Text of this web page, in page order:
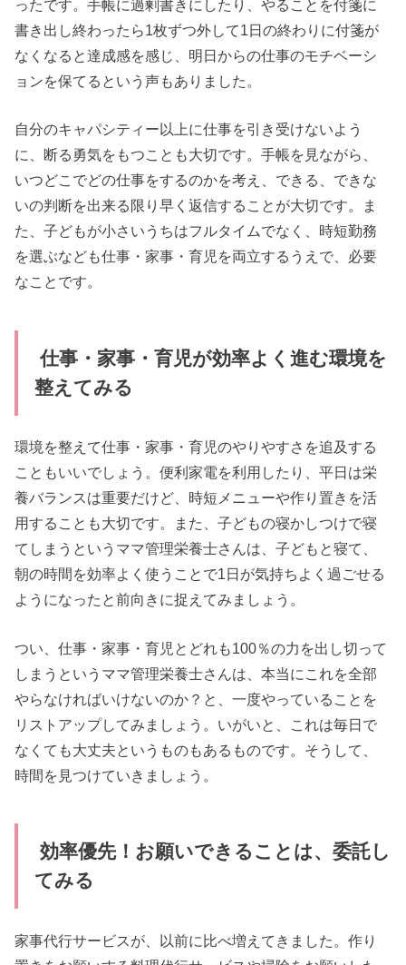
ったです。手帳に過剰書きにしたり、やることを付箋に
書き出し終わったら1枚ずつ外して1日の終わりに付箋が
なくなると達成感を感じ、明日からの仕事のモチベーシ
ョンを保てるという声もありました。
自分のキャパシティー以上に仕事を引き受けないよう
に、断る勇気をもつことも大切です。手帳を見ながら、
いつどこでどの仕事をするのかを考え、できる、できな
いの判断を出来る限り早く返信することが大切です。ま
た、子どもが小さいうちはフルタイムでなく、時短勤務
を選ぶなども仕事・家事・育児を両立するうえで、必要
なことです。
仕事・家事・育児が効率よく進む環境を
整えてみる
環境を整えて仕事・家事・育児のやりやすさを追及する
こともいいでしょう。便利家電を利用したり、平日は栄
養バランスは重要だけど、時短メニューや作り置きを活
用することも大切です。また、子どもの寝かしつけで寝
てしまうというママ管理栄養士さんは、子どもと寝て、
朝の時間を効率よく使うことで1日が気持ちよく過ごせる
ようになったと前向きに捉えてみましょう。
つい、仕事・家事・育児とどれも100％の力を出し切って
しまうというママ管理栄養士さんは、本当にこれを全部
やらなければいけないのか？と、一度やっていることを
リストアップしてみましょう。いがいと、これは毎日で
なくても大丈夫というものもあるものです。そうして、
時間を見つけていきましょう。
効率優先！お願いできることは、委託し
てみる
家事代行サービスが、以前に比べ増えてきました。作り